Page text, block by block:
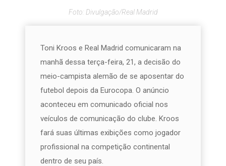
Foto: Divulgação/Real Madrid
Toni Kroos e Real Madrid comunicaram na
manhã dessa terça-feira, 21, a decisão do
meio-campista alemão de se aposentar do
futebol depois da Eurocopa. O anúncio
aconteceu em comunicado oficial nos
veículos de comunicação do clube. Kroos
fará suas últimas exibições como jogador
profissional na competição continental
dentro de seu país.